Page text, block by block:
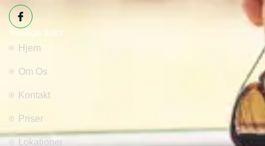
Hurtige links
Hjem
Om Os
Kontakt
Priser
Lokationer